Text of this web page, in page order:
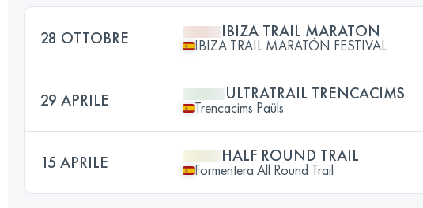
28 OTTOBRE IBIZA TRAIL MARATON
IBIZA TRAIL MARATÓN FESTIVAL
29 APRILE ULTRATRAIL TRENCACIMS
Trencacims Paüls
15 APRILE HALF ROUND TRAIL
Formentera All Round Trail